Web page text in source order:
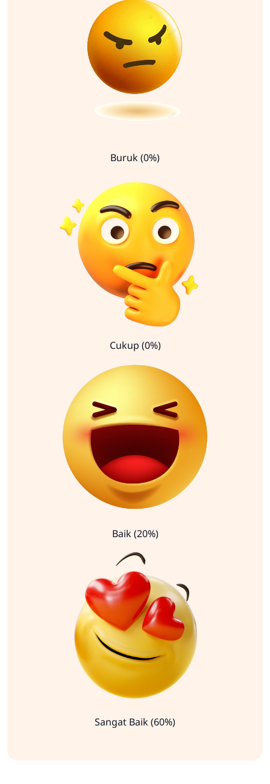
Buruk (0%)
Cukup (0%)
Baik (20%)
Sangat Baik (60%)